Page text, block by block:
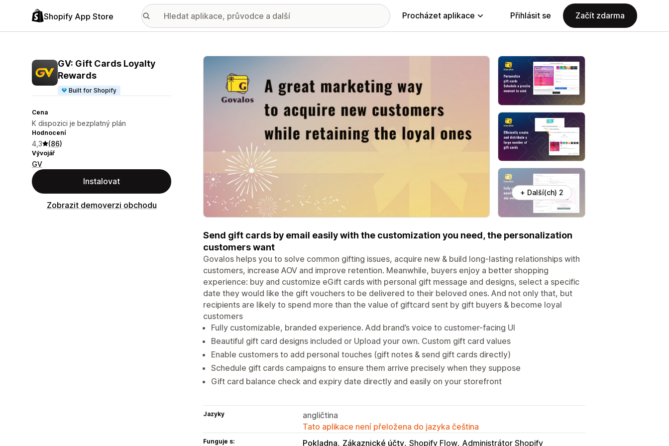
Shopify App Store Procházet aplikace Přihlásit se Začít zdarma
GV: Gift Cards Loyalty
Rewards
Built for Shopify
Cena
K dispozici je bezplatný plán
Hodnocení
4,3 (86)
Vývojář
GV
Instalovat
Zobrazit demoverzi obchodu
Galerie propagovaných obrázků
+ Další(ch) 2
Send gift cards by email easily with the customization you need, the personalization
customers want
Govalos helps you to solve common gifting issues, acquire new & build long-lasting relationships with
customers, increase AOV and improve retention. Meanwhile, buyers enjoy a better shopping
experience: buy and customize eGift cards with personal gift message and designs, select a specific
date they would like the gift vouchers to be delivered to their beloved ones. And not only that, but
recipients are likely to spend more than the value of giftcard sent by gift buyers & become loyal
customers
Fully customizable, branded experience. Add brand’s voice to customer-facing UI
Beautiful gift card designs included or Upload your own. Custom gift card values
Enable customers to add personal touches (gift notes & send gift cards directly)
Schedule gift cards campaigns to ensure them arrive precisely when they suppose
Gift card balance check and expiry date directly and easily on your storefront
Jazyky
angličtina
Tato aplikace není přeložena do jazyka čeština
Funguje s: Pokladna Zákaznické účty Shopify Flow Administrátor Shopify